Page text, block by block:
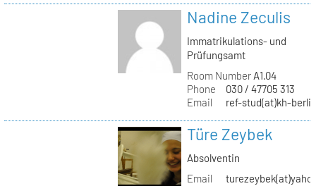
Nadine Zeculis
Immatrikulations- und
Prüfungsamt
Room NumberA1.04
Phone
030 / 47705 313
Email
ref-stud(at)kh-
Türe Zeybek
Absolventin
Email